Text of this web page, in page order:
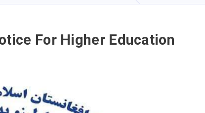
For Higher Education